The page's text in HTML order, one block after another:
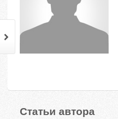
Статьи автора